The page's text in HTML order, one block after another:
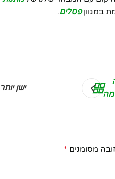
במגווןפסלים.
ישן יותר
מסומנים *